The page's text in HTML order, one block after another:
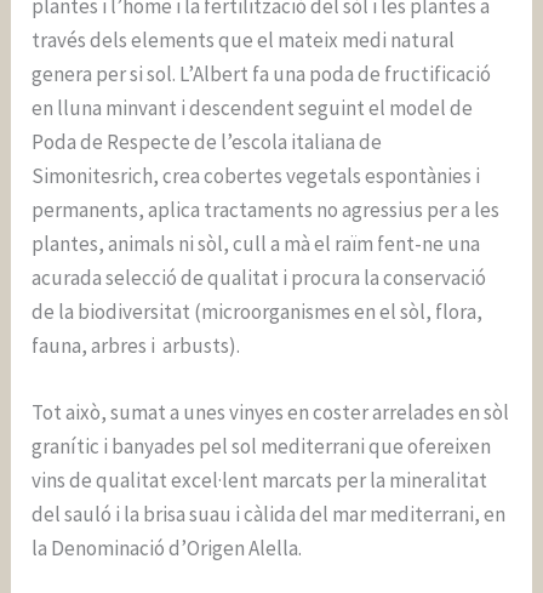
plantes i l’home i la fertilització del sòl i les plantes a
través dels elements que el mateix medi natural
genera per si sol. L’Albert fa una poda de fructificació
en lluna minvant i descendent seguint el model de
Poda de Respecte de l’escola italiana de
Simonitesrich, crea cobertes vegetals espontànies i
permanents, aplica tractaments no agressius per a les
plantes, animals ni sòl, cull a mà el raïm fent-ne una
acurada selecció de qualitat i procura la conservació
de la biodiversitat (microorganismes en el sòl, flora,
fauna, arbres i arbusts).
Tot això, sumat a unes vinyes en coster arrelades en sòl
granític i banyades pel sol mediterrani que ofereixen
vins de qualitat excel·lent marcats per la mineralitat
del sauló i la brisa suau i càlida del mar mediterrani, en
la Denominació d’Origen Alella.